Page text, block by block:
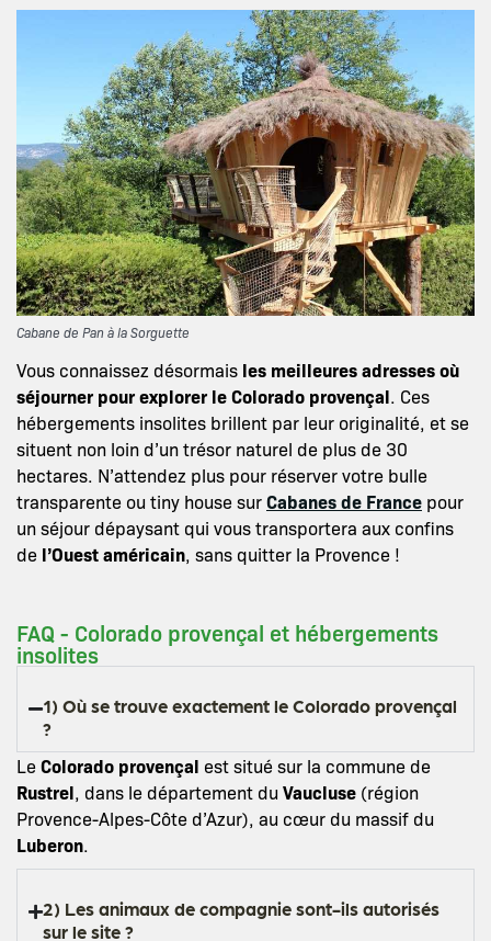
Cabane de Pan à la Sorguette
Vous connaissez désormais les meilleures adresses où
séjourner pour explorer le Colorado provençal. Ces
hébergements insolites brillent par leur originalité, et se
situent non loin d’un trésor naturel de plus de 30
hectares. N’attendez plus pour réserver votre bulle
transparente ou tiny house surCabanes de France pour
un séjour dépaysant qui vous transportera aux confins
de l’Ouest américain, sans quitter la Provence !
FAQ - Colorado provençal et hébergements
insolites
1) Où se trouve exactement le Colorado provençal
?
LeColorado provençal est situé sur la commune de
Rustrel, dans le département du Vaucluse (région
Provence-Alpes-Côte d’Azur), au cœur du massif du
Luberon.
2) Les animaux de compagnie sont-ils autorisés
sur le site ?